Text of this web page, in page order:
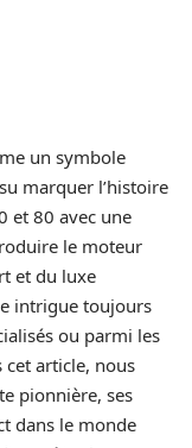
un symbole
marquer l’histoire
et 80 avec une
le moteur
et du luxe
intrigue toujours
ou parmi les
cet article, nous
pionnière, ses
dans le monde